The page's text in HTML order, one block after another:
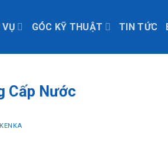
VỤ GÓC KỸ THUẬT TIN TỨC
Cấp Nước
KENKA